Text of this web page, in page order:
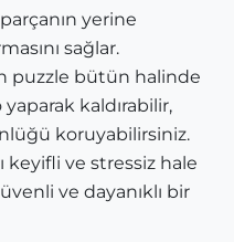
yerine
sağlar.
puzzle bütün halinde
kaldırabilir,
koruyabilirsiniz.
keyifli ve stressiz hale
ve dayanıklı bir